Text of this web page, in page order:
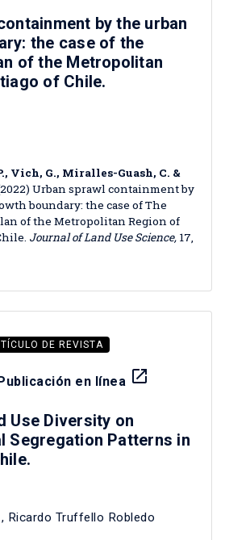
by the urban
the case of the
of the Metropolitan
of Chile.
Vich, G., Miralles-Guash, C. &
Urban sprawl containment by
boundary: the case of The
of the Metropolitan Region of
Journal of Land Use Science, 17,
DE REVISTA
en línea launch
Use Diversity on
Segregation Patterns in
, Ricardo Truffello Robledo